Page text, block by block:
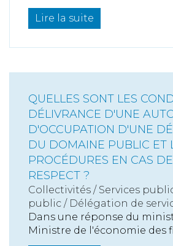
Lire la suite
QUELLES SONT LES
DÉLIVRANCE D'UNE
D'OCCUPATION D'UNE
DU DOMAINE PUBLIC ET
PROCÉDURES EN CAS
RESPECT ?
Collectivités / Services
public / Délégation de
Dans une réponse du
Ministre de l'économie des